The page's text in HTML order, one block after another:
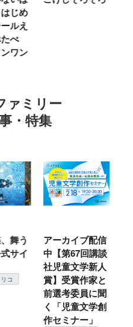
じめ
ルえ
ぺ
ワン
ァミリー
・特集
舞う
サイ
コ
アーカイブ配信
中【第67回講談
社児童文学新人
賞】受賞作家と
前選考委員に聞
く「児童文学創
作セミナー」